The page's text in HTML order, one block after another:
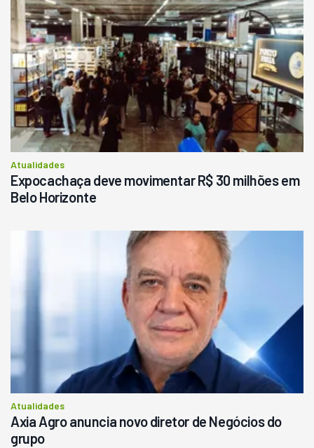
Pá Carregadeira Cat 966
Ano 1987
Londrina
R$ 145.000
Consultar
Atualidades
Expocachaça deve movimentar R$ 30 milhões em
Belo Horizonte
Atualidades
Axia Agro anuncia novo diretor de Negócios do
grupo